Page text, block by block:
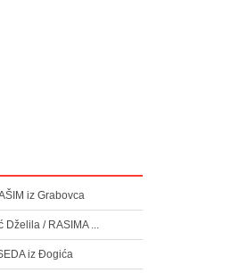
iz Grabovca
Dželila / RASIMA ...
iz Đogića